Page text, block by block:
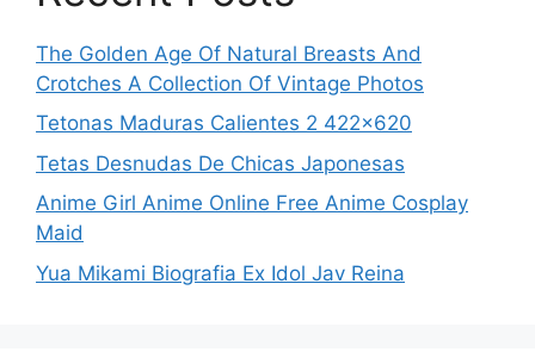
The Golden Age Of Natural Breasts And
Crotches A Collection Of Vintage Photos
Tetonas Maduras Calientes 2 422×620
Tetas Desnudas De Chicas Japonesas
Anime Girl Anime Online Free Anime Cosplay
Maid
Yua Mikami Biografia Ex Idol Jav Reina